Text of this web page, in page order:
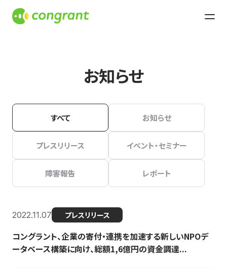
お知らせ
すべて お知らせ
プレスリリース イベント・セミナー
障害報告 レポート
2022.11.07 プレスリリース
コングラント、企業の寄付・連携を加速する新しいNPOデ
ータベース構築に向け、総額1,6億円の資金調達...